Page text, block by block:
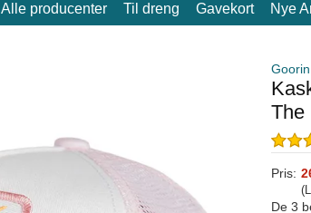
Alle producenter Til dreng Gavekort Nye
Goorin
The
Pris:
De 3